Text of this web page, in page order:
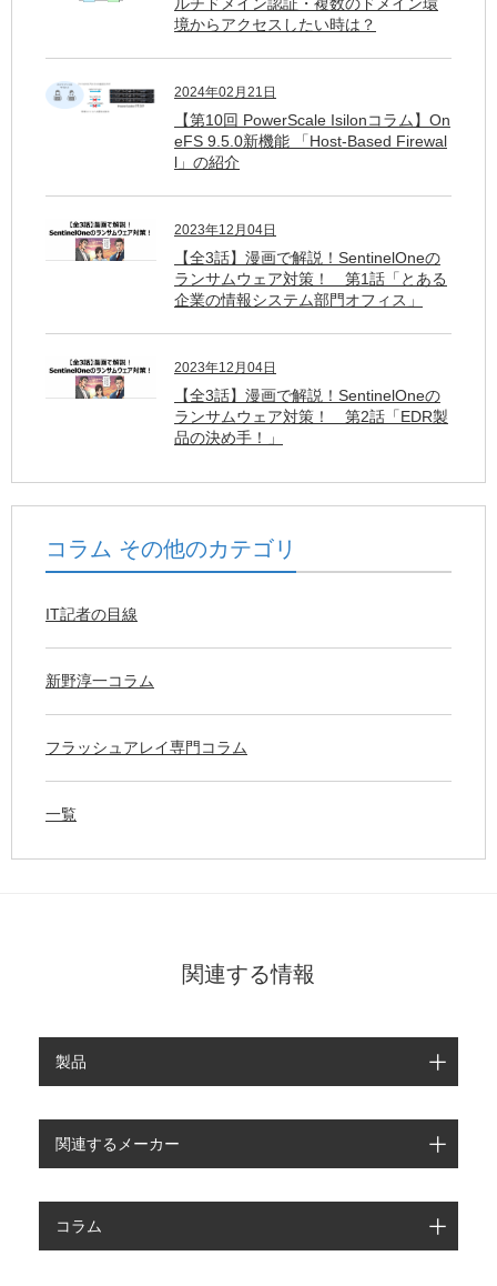
境からアクセスしたい時は？
2024年02月21日
【第10回 PowerScale Isilonコラム】On
eFS 9.5.0新機能 「Host-Based Firewal
l」の紹介
2023年12月04日
【全3話】漫画で解説！SentinelOneの
ランサムウェア対策！ 第1話「とある
企業の情報システム部門オフィス」
2023年12月04日
【全3話】漫画で解説！SentinelOneの
ランサムウェア対策！ 第2話「EDR製
品の決め手！」
コラム その他のカテゴリ
IT記者の目線
新野淳一コラム
フラッシュアレイ専門コラム
一覧
関連する情報
製品
関連するメーカー
コラム